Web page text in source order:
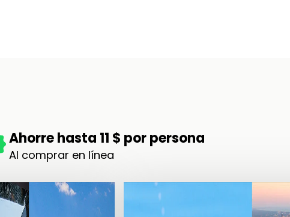
Ahorre hasta 11 $ por persona
Al comprar en línea